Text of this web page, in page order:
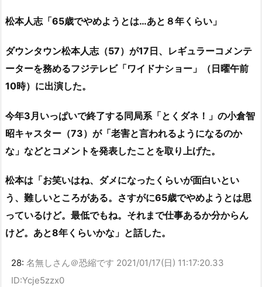
松本人志「65歳でやめようとは…あと８年くらい」
ダウンタウン松本人志（57）が17日、レギュラーコメンテ
ーターを務めるフジテレビ「ワイドナショー」（日曜午前
10時）に出演した。
今年3月いっぱいで終了する同局系「とくダネ！」の小倉智
昭キャスター（73）が「老害と言われるようになるのか
な」などとコメントを発表したことを取り上げた。
松本は「お笑いはね、ダメになったくらいが面白いとい
う、難しいところがある。さすがに65歳でやめようとは思
っているけど。最低でもね。それまで仕事あるか分からん
けど。あと8年くらいかな」と話した。
28: 名無しさん＠恐縮です 2021/01/17(日) 11:17:20.33
ID:Ycje5zzx0